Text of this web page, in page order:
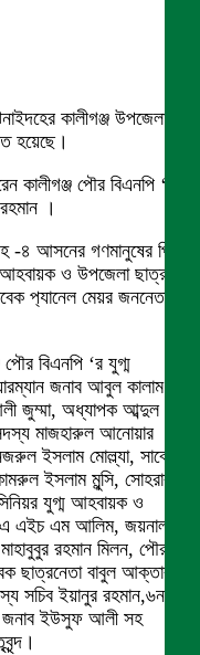
কালীগঞ্জ উপজেলা ও
হয়েছে।
পৌর বিএনপি ‘র
।
-৪ আসনের গণমানুষের প্রিয়
আহবায়ক ও উপজেলা ছাত্র
প‍্যানেল মেয়র জননেতা
পৌর বিএনপি ‘র যুগ্ম
জনাব আবুল কালাম
জুম্মা, অধ্যাপক আব্দুল
মাজহারুল আনোয়ার
ইসলাম মোল্ল্যা, সাবেক
ইসলাম মুন্সি, সোহরাব
যুগ্ম আহবায়ক ও
এ এইচ এম আলিম, জয়নাল
রহমান মিলন, পৌর
ছাত্রনেতা বাবুল আক্তার,
ইয়ানুর রহমান,৬নং
জনাব ইউসুফ আলী সহ